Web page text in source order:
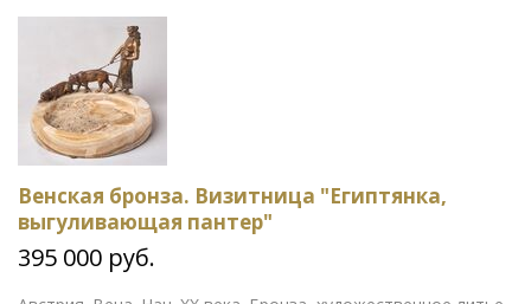
Венская бронза. Визитница "Египтянка,
выгуливающая пантер"
395 000 руб.